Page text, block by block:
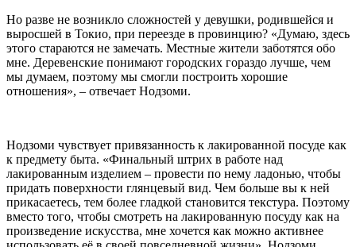
Но разве не возникло сложностей у девушки, родившейся и
выросшей в Токио, при переезде в провинцию? «Думаю, здесь
этого стараются не замечать. Местные жители заботятся обо
мне. Деревенские понимают городских гораздо лучше, чем
мы думаем, поэтому мы смогли построить хорошие
отношения», – отвечает Нодзоми.
Нодзоми чувствует привязанность к лакированной посуде как
к предмету быта. «Финальный штрих в работе над
лакированным изделием – провести по нему ладонью, чтобы
придать поверхности глянцевый вид. Чем больше вы к ней
прикасаетесь, тем более гладкой становится текстура. Поэтому
вместо того, чтобы смотреть на лакированную посуду как на
произведение искусства, мне хочется как можно активнее